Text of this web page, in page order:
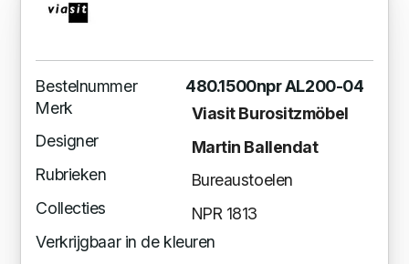
Bestelnummer
480.1500npr AL200-04
Merk
Viasit Burositzmöbel
Designer
Martin Ballendat
Rubrieken
Bureaustoelen
Collecties
NPR 1813
Verkrijgbaar in de kleuren